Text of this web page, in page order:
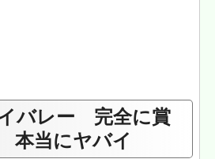
バレー 完全に賞
本当にヤバイ